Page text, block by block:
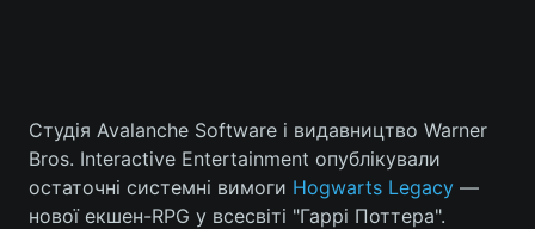
Головна Війна
Студія Avalanche Software і видавництво Warner
Bros. Interactive Entertainment опублікували
остаточні системні вимоги Hogwarts Legacy —
нової екшен-RPG у всесвіті "Гаррі Поттера".